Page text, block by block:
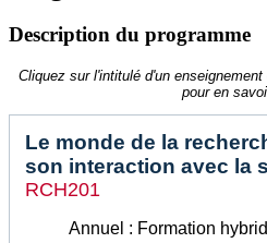
Description du programme
Cliquez sur l'intitulé d'un
pour en
Le monde de la
son interaction avec la
RCH201
Annuel : Formation